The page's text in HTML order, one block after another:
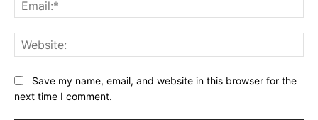
Save my name, email, and website in this browser for the
next time I comment.